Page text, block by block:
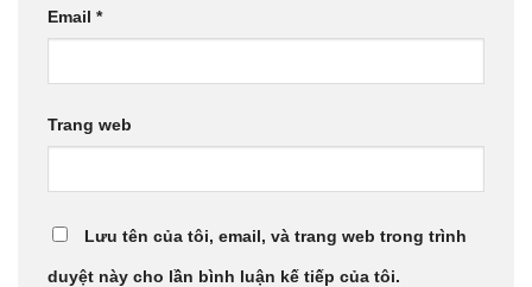
Email *
Trang web
Lưu tên của tôi, email, và trang web trong trình
duyệt này cho lần bình luận kế tiếp của tôi.